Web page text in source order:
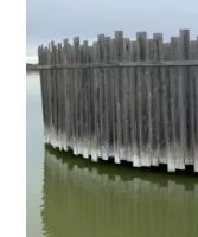
accompagnement
soutenable
avec
Slow
carrière